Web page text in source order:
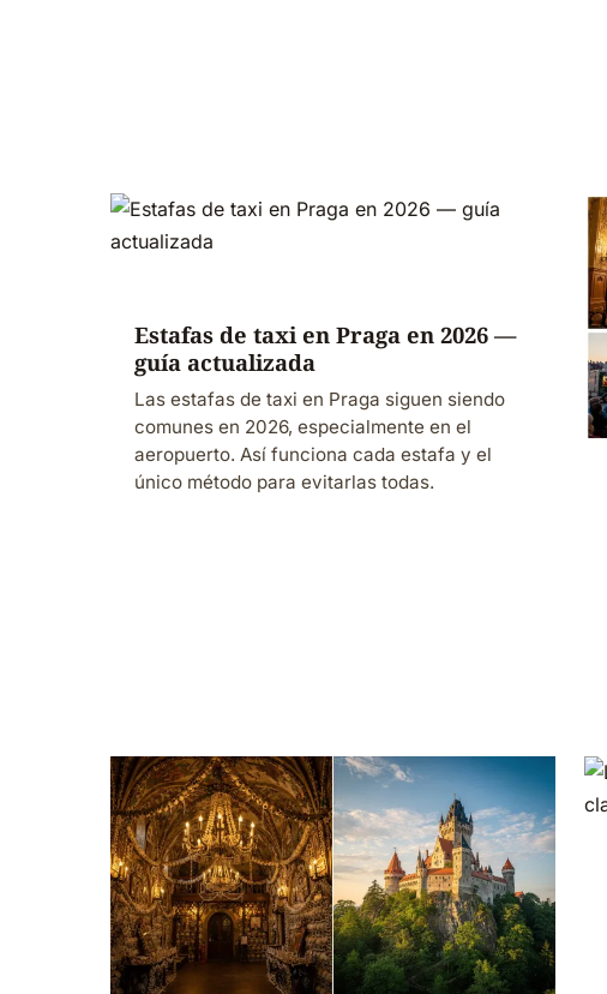
Estafas de taxi en Praga en 2026 —
guía actualizada
Las estafas de taxi en Praga siguen siendo
comunes en 2026, especialmente en el
aeropuerto. Así funciona cada estafa y el
único método para evitarlas todas.